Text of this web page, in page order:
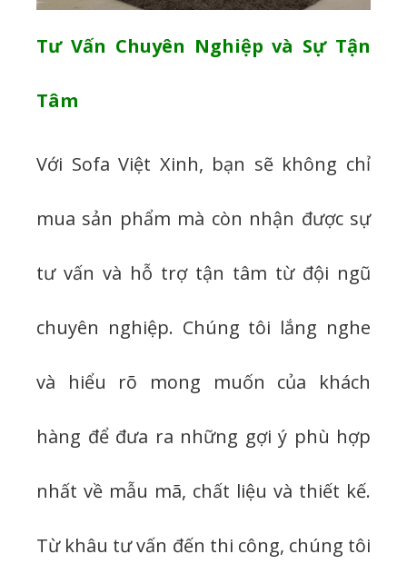
Tư Vấn Chuyên Nghiệp và Sự Tận
Tâm
Với Sofa Việt Xinh, bạn sẽ không chỉ
mua sản phẩm mà còn nhận được sự
tư vấn và hỗ trợ tận tâm từ đội ngũ
chuyên nghiệp. Chúng tôi lắng nghe
và hiểu rõ mong muốn của khách
hàng để đưa ra những gợi ý phù hợp
nhất về mẫu mã, chất liệu và thiết kế.
Từ khâu tư vấn đến thi công, chúng tôi